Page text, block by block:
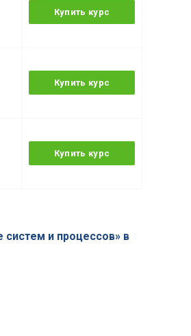
Купить курс
Купить курс
Купить курс
и процессов» в